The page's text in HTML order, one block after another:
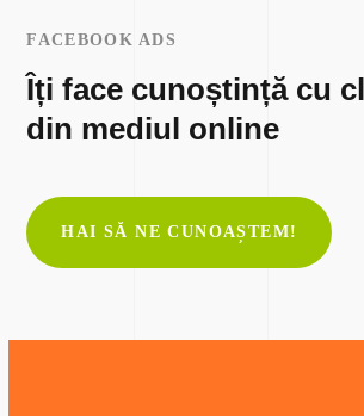
FACEBOOK ADS
Îți face cunoștință cu
din mediul online
HAI SĂ NE CUNOAȘTEM!